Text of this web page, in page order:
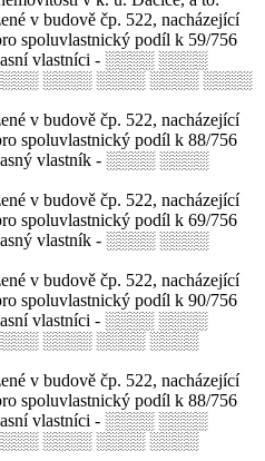
v budově čp. 522, nacházející
spoluvlastnický podíl k 59/756
vlastníci - ░░░░ ░░░░
░░░░ ░░░░ ░░░░ ░░░░
v budově čp. 522, nacházející
spoluvlastnický podíl k 88/756
vlastník - ░░░░ ░░░░
v budově čp. 522, nacházející
spoluvlastnický podíl k 69/756
vlastník - ░░░░ ░░░░
v budově čp. 522, nacházející
spoluvlastnický podíl k 90/756
vlastníci - ░░░░ ░░░░
░░░░ ░░░░ ░░░░
v budově čp. 522, nacházející
spoluvlastnický podíl k 88/756
vlastníci - ░░░░ ░░░░
░░░░ ░░░░ ░░░░